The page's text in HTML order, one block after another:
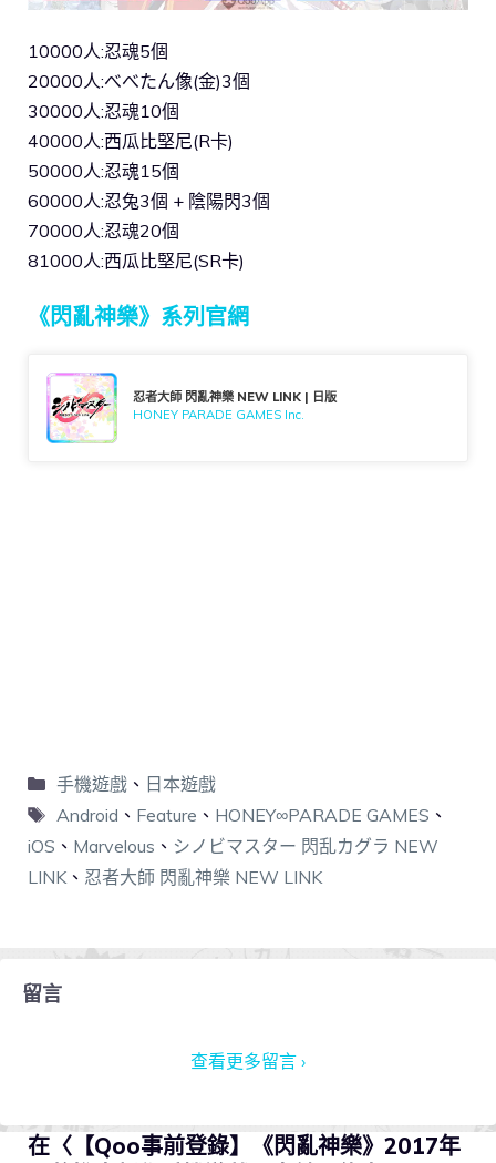
10000人:忍魂5個
20000人:べべたん像(金)3個
30000人:忍魂10個
40000人:西瓜比堅尼(R卡)
50000人:忍魂15個
60000人:忍兔3個 + 陰陽閃3個
70000人:忍魂20個
81000人:西瓜比堅尼(SR卡)
《閃亂神樂》系列官網
忍者大師 閃亂神樂 NEW LINK | 日版
HONEY PARADE GAMES Inc.
手機遊戲、 日本遊戲
Android 、 Feature 、 HONEY∞PARADE GAMES 、
iOS 、 Marvelous 、 シノビマスター 閃乱カグラ NEW
LINK、 忍者大師 閃亂神樂 NEW LINK
留言
查看更多留言 ›
在〈【Qoo事前登錄】《閃亂神樂》2017年